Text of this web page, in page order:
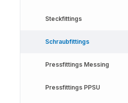
Steckfittings
Schraubfittings
Pressfittings Messing
Pressfittings PPSU